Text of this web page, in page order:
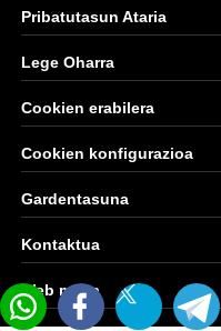
Pribatutasun Ataria
Lege Oharra
Cookien erabilera
Cookien konfigurazioa
Gardentasuna
Kontaktua
Web mapa